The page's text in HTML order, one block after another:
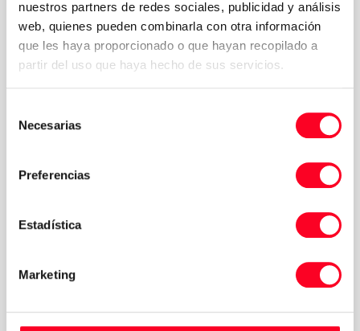
nuestros partners de redes sociales, publicidad y análisis
web, quienes pueden combinarla con otra información
que les haya proporcionado o que hayan recopilado a
partir del uso que haya hecho de sus servicios.
Necesarias
Preferencias
Estadística
Marketing